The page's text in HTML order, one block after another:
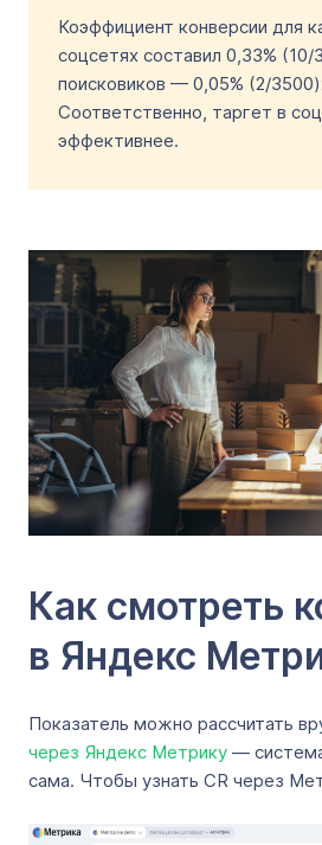
Коэффициент конверсии для
соцсетях составил 0,33% (10/
поисковиков — 0,05% (2/
Соответственно, таргет в
эффективнее.
Как смотреть
в Яндекс
Показатель можно рассчитать
через Яндекс Метрику —
сама. Чтобы узнать CR через